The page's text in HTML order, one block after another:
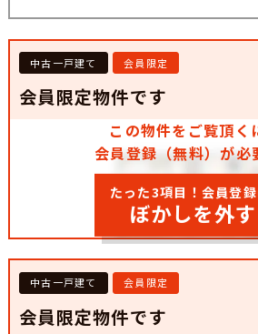
中古一戸建て 会員限定
会員限定物件です
この物件をご覧頂く
会員登録（無料）が必
たった3項目！会員登
ぼかしを外す
中古一戸建て 会員限定
会員限定物件です